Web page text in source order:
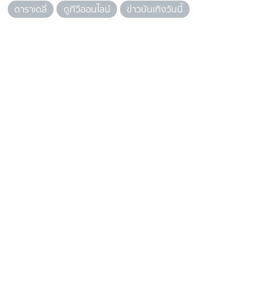
ดาราเดลี่
ดูทีวีออนไลน์ ข่าวบันเทิงวันนี้